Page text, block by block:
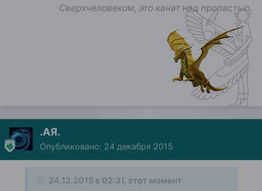
Сверхчеловеком, это канат над пропастью.
.АЯ.
Опубликовано: 24 декабря 2015
24.12.2015 в 02:31, этот момент